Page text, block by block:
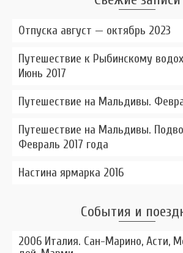
Отпуска август — октябрь 2023
Путешествие к Рыбинскому
Июнь 2017
Путешествие на Мальдивы.
Путешествие на Мальдивы.
Февраль 2017 года
Настина ярмарка 2016
События и
2006 Италия. Сан-Марино, Асти,